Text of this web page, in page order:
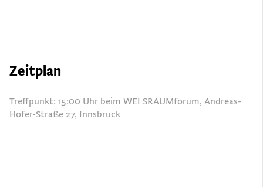
Zeitplan
Treffpunkt: 15:00 Uhr beim WEI SRAUMforum, Andreas-
Hofer-Straße 27, Innsbruck